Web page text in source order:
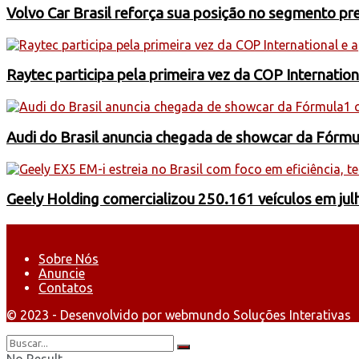
Volvo Car Brasil reforça sua posição no segmento
Raytec participa pela primeira vez da COP
Audi do Brasil anuncia chegada de showcar da
Geely Holding comercializou 250.161 veículos em
Sobre Nós
Anuncie
Contatos
© 2023 - Desenvolvido por webmundo Soluções Interativas